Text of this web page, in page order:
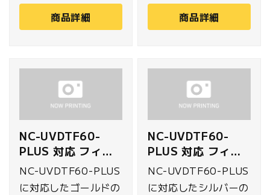
商品詳細
商品詳細
NC-UVDTF60-
PLUS 対応 フィル
ム ゴールド
62cm×200m
NC-UVDTF60-PLUS
に対応したゴールドの
NC-UVDTF60-
PLUS 対応 フィル
ム シルバー
62cm×200m
NC-UVDTF60-PLUS
に対応したシルバーの